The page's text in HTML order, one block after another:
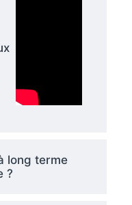
long terme
?